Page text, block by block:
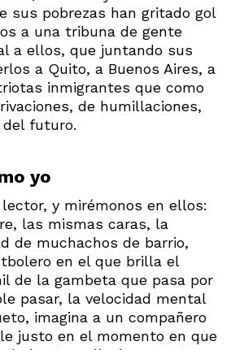
sus pobrezas han gritado gol
a una tribuna de gente
a ellos, que juntando sus
a Quito, a Buenos Aires, a
inmigrantes que como
de humillaciones,
futuro.
yo
y mirémonos en ellos:
las mismas caras, la
de muchachos de barrio,
en el que brilla el
de la gambeta que pasa por
pasar, la velocidad mental
imagina a un compañero
justo en el momento en que